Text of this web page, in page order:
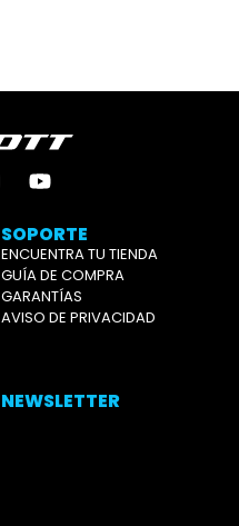
SOPORTE
ENCUENTRA TU TIENDA
GUÍA DE COMPRA
GARANTÍAS
AVISO DE PRIVACIDAD
NEWSLETTER